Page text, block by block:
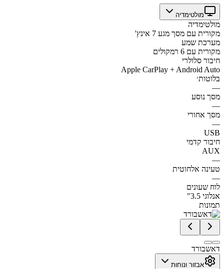
מולטימדיה
מולטימדיה
מקורית עם מסך מגע 7 אינץ'
מערכת שמע
מקורית עם 6 רמקולים
חיבור סלולרי
Apple CarPlay + Android Auto
בלוטות׳
—
מסך נוסע
—
מסך אחורי
—
USB
חיבור קדמי
AUX
—
טעינה אלחוטית
—
לוח שעונים
אנלוגי 3.5"
תמונות
דאשבורד
אבזור ונוחות